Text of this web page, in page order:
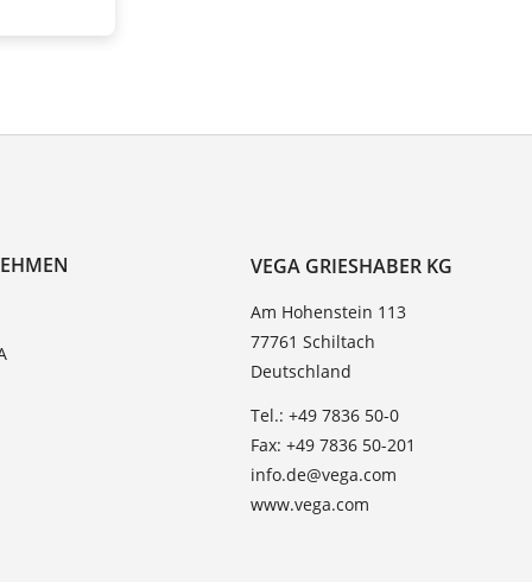
VEGA GRIESHABER KG
Am Hohenstein 113
77761 Schiltach
Deutschland
Tel.: +49 7836 50-0
Fax: +49 7836 50-201
info.de@vega.com
www.vega.com